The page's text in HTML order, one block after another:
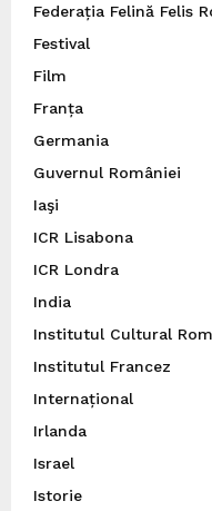
Federația Felină Felis
Festival
Film
Franța
Germania
Guvernul României
Iaşi
ICR Lisabona
ICR Londra
India
Institutul Cultural
Institutul Francez
Internațional
Irlanda
Israel
Istorie